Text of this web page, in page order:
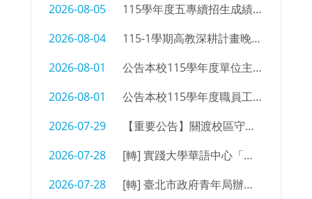
2026-08-05
115學年度五專續招生成績、榜單公告暨錄取新生報到注意事項
2026-08-04
115-1學期高教深耕計畫晚自習同學參加意願調查
2026-08-01
公告本校115學年度單位主管及行政支援名單
2026-08-01
公告本校115學年度職員工職務異動
2026-07-29
【重要公告】關渡校區守衛室拆除及物品限期清空通知
2026-07-28
[轉] 實踐大學華語中心「菁英語伴計畫」招募海報
2026-07-28
[轉] 臺北市政府青年局辦理「2026臺北青年外交學堂」簡章及海報